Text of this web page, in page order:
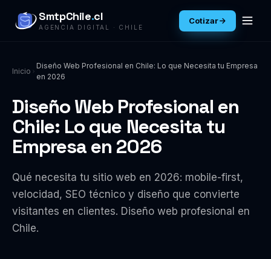
SmtpChile.cl
AGENCIA DIGITAL · CHILE
Cotizar
Inicio
Diseño Web Profesional en Chile: Lo que Necesita tu Empresa
en 2026
Diseño Web Profesional en
Chile: Lo que Necesita tu
Empresa en 2026
Qué necesita tu sitio web en 2026: mobile-first,
velocidad, SEO técnico y diseño que convierte
visitantes en clientes. Diseño web profesional en
Chile.